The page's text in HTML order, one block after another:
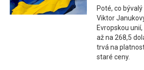
Poté, co
Viktor
Evropskou
až na 268,5
trvá na
staré ceny.